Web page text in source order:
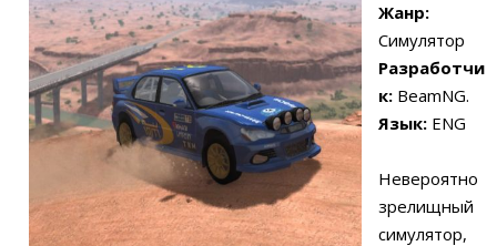
Жанр:
Симулятор
Разработчи
к: BeamNG.
Язык: ENG
Невероятно
зрелищный
симулятор,